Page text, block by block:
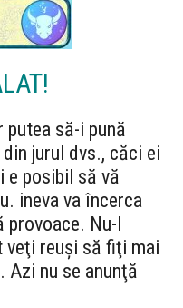
putea să-i pună
jurul dvs., căci ei
e posibil să vă
ineva va încerca
Nu-l
veţi reuşi să fiţi mai
Azi nu se anunţă